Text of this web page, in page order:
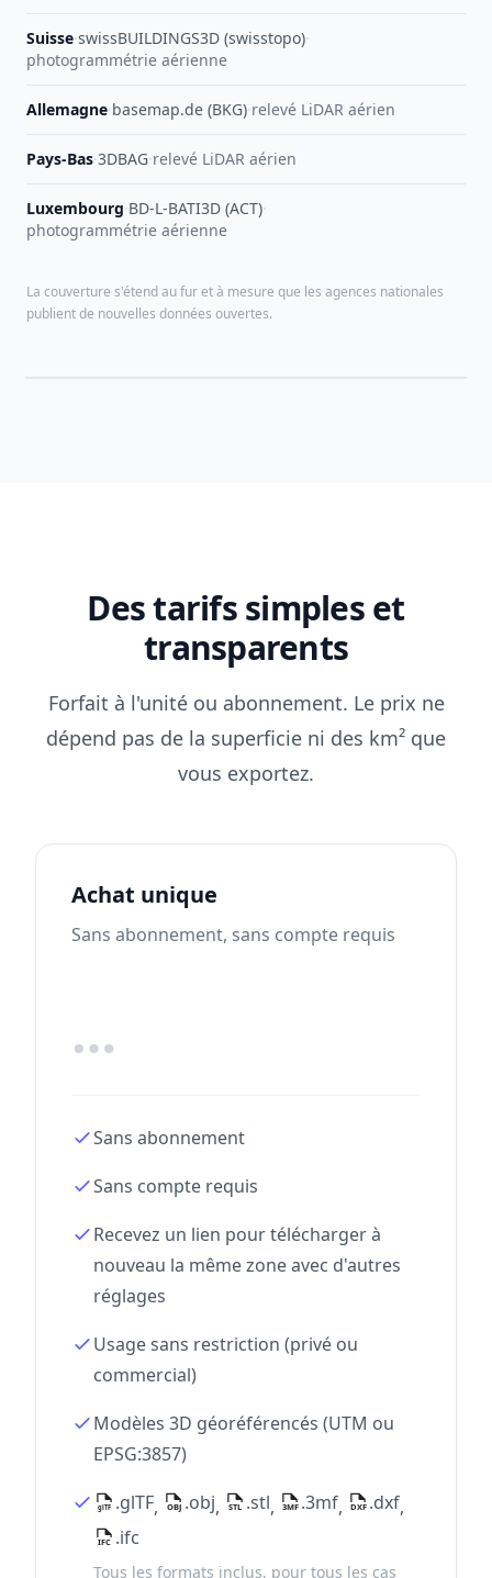
Suisse·swissBUILDINGS3D (swisstopo)·
photogrammétrie aérienne
Allemagne·basemap.de (BKG)·relevé LiDAR aérien
Pays-Bas·3DBAG·relevé LiDAR aérien
Luxembourg·BD-L-BATI3D (ACT)·
photogrammétrie aérienne
La couverture s'étend au fur et à mesure que les agences nationales
publient de nouvelles données ouvertes.
Des tarifs simples et
transparents
Forfait à l'unité ou abonnement. Le prix ne
dépend pas de la superficie ni des km² que
vous exportez.
Achat unique
Sans abonnement, sans compte requis
…
Sans abonnement
Sans compte requis
Recevez un lien pour télécharger à
nouveau la même zone avec d'autres
réglages
Usage sans restriction (privé ou
commercial)
Modèles 3D géoréférencés (UTM ou
EPSG:3857)
.glTF, .obj, .stl, .3mf, .dxf,
.ifc
Tous les formats inclus, pour tous les cas